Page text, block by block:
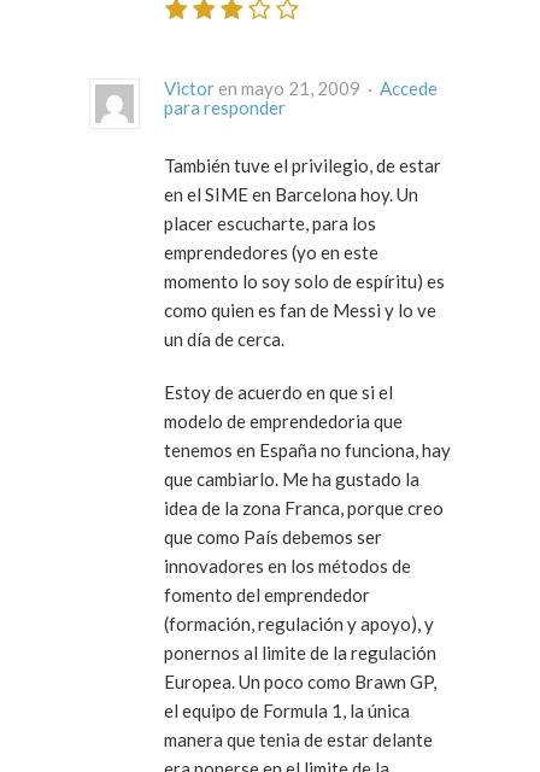
Victor en mayo 21, 2009 · Accede
para responder
También tuve el privilegio, de estar
en el SIME en Barcelona hoy. Un
placer escucharte, para los
emprendedores (yo en este
momento lo soy solo de espíritu) es
como quien es fan de Messi y lo ve
un día de cerca.
Estoy de acuerdo en que si el
modelo de emprendedoria que
tenemos en España no funciona, hay
que cambiarlo. Me ha gustado la
idea de la zona Franca, porque creo
que como País debemos ser
innovadores en los métodos de
fomento del emprendedor
(formación, regulación y apoyo), y
ponernos al limite de la regulación
Europea. Un poco como Brawn GP,
el equipo de Formula 1, la única
manera que tenia de estar delante